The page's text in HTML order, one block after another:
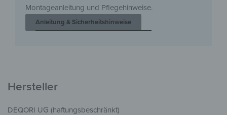
Montageanleitung und Pflegehinweise.
Anleitung & Sicherheitshinweise
Hersteller
DEQORI UG (haftungsbeschränkt)